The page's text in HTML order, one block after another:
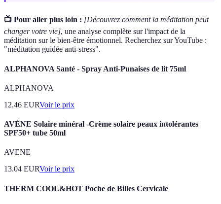
📺 Pour aller plus loin : [Découvrez comment la méditation peut
changer votre vie], une analyse complète sur l'impact de la
méditation sur le bien-être émotionnel. Recherchez sur YouTube :
"méditation guidée anti-stress".
ALPHANOVA Santé - Spray Anti-Punaises de lit 75ml
ALPHANOVA
12.46 EURVoir le prix
AVÈNE Solaire minéral -Crème solaire peaux intolérantes
SPF50+ tube 50ml
AVENE
13.04 EURVoir le prix
THERM COOL&HOT Poche de Billes Cervicale